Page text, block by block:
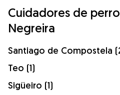
Cuidadores de
Negreira
Santiago de Compostela
Teo (1)
Sigüeiro (1)